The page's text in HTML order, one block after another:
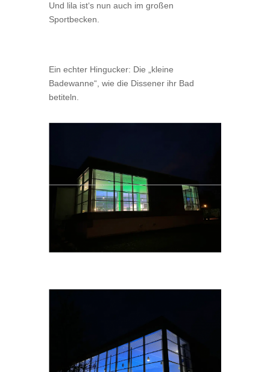
Und lila ist‘s nun auch im großen
Sportbecken.
Ein echter Hingucker: Die „kleine
Badewanne“, wie die Dissener ihr Bad
betiteln.